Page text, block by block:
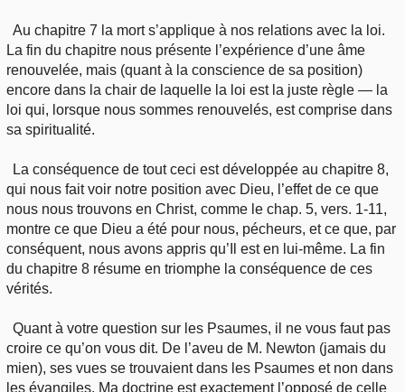
Au chapitre 7 la mort s’applique à nos relations avec la loi.
La fin du chapitre nous présente l’expérience d’une âme
renouvelée, mais (quant à la conscience de sa position)
encore dans la chair de laquelle la loi est la juste règle — la
loi qui, lorsque nous sommes renouvelés, est comprise dans
sa spiritualité.
La conséquence de tout ceci est développée au chapitre 8,
qui nous fait voir notre position avec Dieu, l’effet de ce que
nous nous trouvons en Christ, comme le chap. 5, vers. 1-11,
montre ce que Dieu a été pour nous, pécheurs, et ce que, par
conséquent, nous avons appris qu’Il est en lui-même. La fin
du chapitre 8 résume en triomphe la conséquence de ces
vérités.
Quant à votre question sur les Psaumes, il ne vous faut pas
croire ce qu’on vous dit. De l’aveu de M. Newton (jamais du
mien), ses vues se trouvaient dans les Psaumes et non dans
les évangiles. Ma doctrine est exactement l’opposé de celle